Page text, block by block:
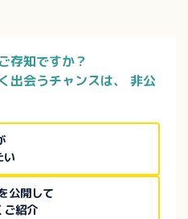
存知ですか？
会うチャンスは、
非公
い
公開して
ご紹介